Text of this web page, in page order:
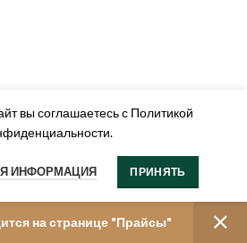
на странице "Прайсы"
вы соглашаетесь с Политикой
ИНФОРМАЦИЯ ПРИНЯТЬ